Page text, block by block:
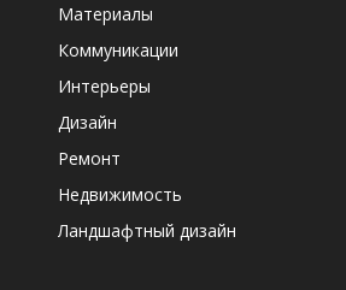
Материалы
Коммуникации
Интерьеры
Дизайн
Ремонт
Недвижимость
Ландшафтный дизайн